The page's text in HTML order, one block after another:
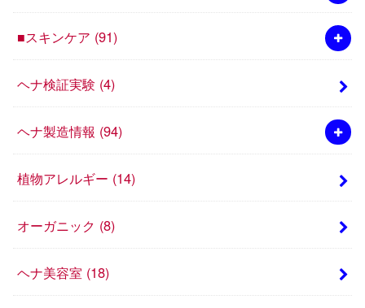
■スキンケア (91)
ヘナ検証実験 (4)
ヘナ製造情報 (94)
植物アレルギー (14)
オーガニック (8)
ヘナ美容室 (18)